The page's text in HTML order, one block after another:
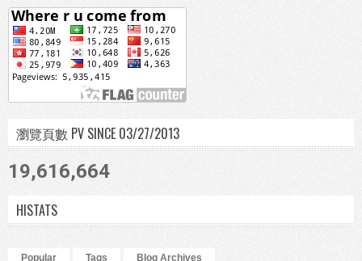
瀏覽頁數 PV SINCE 03/27/2013
19,616,664
HISTATS
Popular Tags Blog Archives